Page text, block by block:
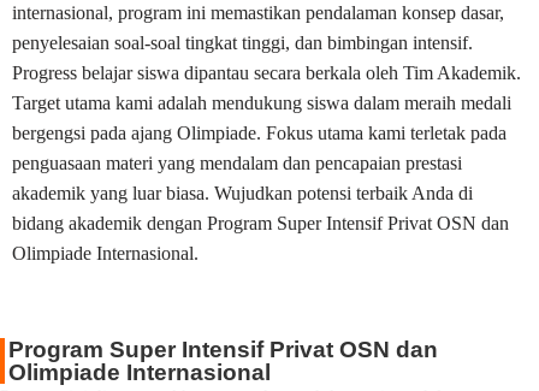
internasional, program ini memastikan pendalaman konsep dasar,
penyelesaian soal-soal tingkat tinggi, dan bimbingan intensif.
Progress belajar siswa dipantau secara berkala oleh Tim Akademik.
Target utama kami adalah mendukung siswa dalam meraih medali
bergengsi pada ajang Olimpiade. Fokus utama kami terletak pada
penguasaan materi yang mendalam dan pencapaian prestasi
akademik yang luar biasa. Wujudkan potensi terbaik Anda di
bidang akademik dengan Program Super Intensif Privat OSN dan
Olimpiade Internasional.
Program Super Intensif Privat OSN dan
Olimpiade Internasional